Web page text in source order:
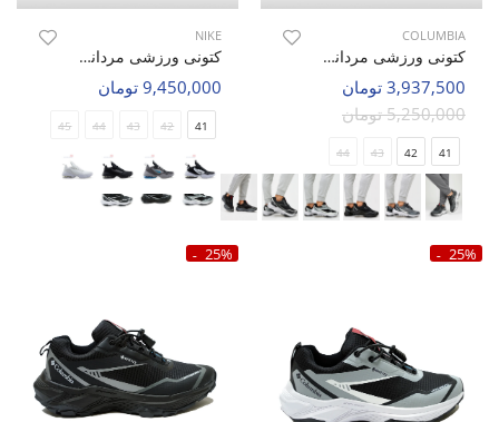
COLUMBIA
کتونی ورزشی مردانه کلمبیا Columbia Core Tex M
3,937,500 تومان
5,250,000 تومان
41
42
43
44
NIKE
کتونی ورزشی مردانه نایک Nike Air Max Alpha Savage M
9,450,000 تومان
41
42
43
44
45
25%
25%